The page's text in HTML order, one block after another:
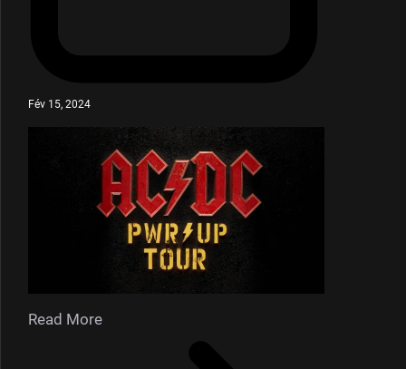
Fév 15, 2024
Read More